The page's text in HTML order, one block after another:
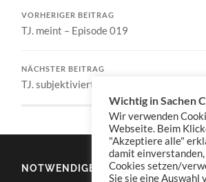
VORHERIGER BEITRAG
TJ. meint – Episode 019
NÄCHSTER BEITRAG
TJ. subjektiviert – Episode 021
NOTWENDIGES
Wichtig in Sachen
Wir verwenden
Webseite. Beim
"Akzeptiere alle"
damit einverstanden,
Cookies setzen/
Sie sie eine Auswahl